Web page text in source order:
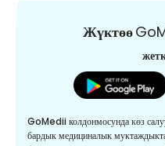
Жүктөө
GoMedii колдонмосунда көз
бардык медициналык